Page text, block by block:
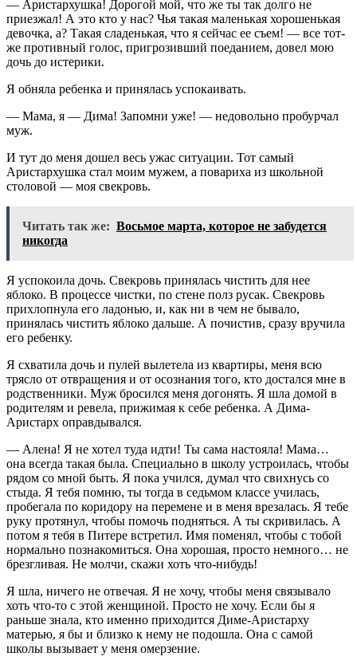
— Аристархушка! Дорогой мой, что же ты так долго не
приезжал! А это кто у нас? Чья такая маленькая хорошенькая
девочка, а? Такая сладенькая, что я сейчас ее съем! — все тот-
же противный голос, пригрозивший поеданием, довел мою
дочь до истерики.
Я обняла ребенка и принялась успокаивать.
— Мама, я — Дима! Запомни уже! — недовольно пробурчал
муж.
И тут до меня дошел весь ужас ситуации. Тот самый
Аристархушка стал моим мужем, а повариха из школьной
столовой — моя свекровь.
Читать так же: Восьмое марта, которое не забудется
никогда
Я успокоила дочь. Свекровь принялась чистить для нее
яблоко. В процессе чистки, по стене полз русак. Свекровь
прихлопнула его ладонью, и, как ни в чем не бывало,
принялась чистить яблоко дальше. А почистив, сразу вручила
его ребенку.
Я схватила дочь и пулей вылетела из квартиры, меня всю
трясло от отвращения и от осознания того, кто достался мне в
родственники. Муж бросился меня догонять. Я шла домой в
родителям и ревела, прижимая к себе ребенка. А Дима-
Аристарх оправдывался.
— Алена! Я не хотел туда идти! Ты сама настояла! Мама…
она всегда такая была. Специально в школу устроилась, чтобы
рядом со мной быть. Я пока учился, думал что свихнусь со
стыда. Я тебя помню, ты тогда в седьмом классе училась,
пробегала по коридору на перемене и в меня врезалась. Я тебе
руку протянул, чтобы помочь подняться. А ты скривилась. А
потом я тебя в Питере встретил. Имя поменял, чтобы с тобой
нормально познакомиться. Она хорошая, просто немного… не
брезгливая. Не молчи, скажи хоть что-нибудь!
Я шла, ничего не отвечая. Я не хочу, чтобы меня связывало
хоть что-то с этой женщиной. Просто не хочу. Если бы я
раньше знала, кто именно приходится Диме-Аристарху
матерью, я бы и близко к нему не подошла. Она с самой
школы вызывает у меня омерзение.